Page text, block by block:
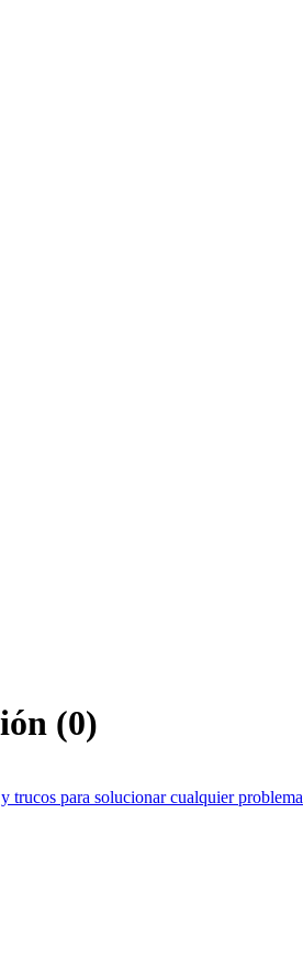
(0)
trucos para solucionar cualquier problema